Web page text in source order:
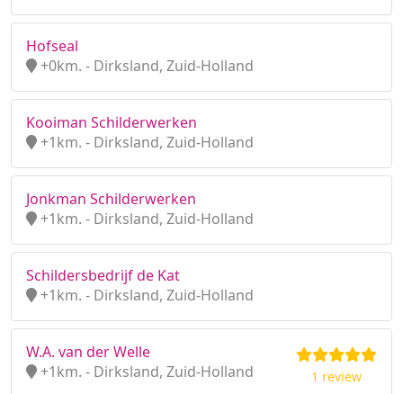
Hofseal
+0km. - Dirksland, Zuid-Holland
Kooiman Schilderwerken
+1km. - Dirksland, Zuid-Holland
Jonkman Schilderwerken
+1km. - Dirksland, Zuid-Holland
Schildersbedrijf de Kat
+1km. - Dirksland, Zuid-Holland
W.A. van der Welle
+1km. - Dirksland, Zuid-Holland
1 review